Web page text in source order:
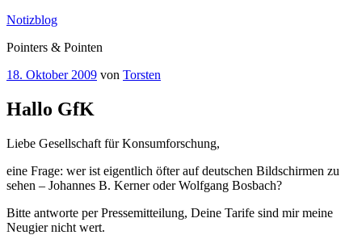
Zum
springen
Notizblog
Pointers & Pointen
Veröffentlicht
18. Oktober 2009 von Torsten
Hallo GfK
Liebe Gesellschaft für Konsumforschung,
eine Frage: wer ist eigentlich öfter auf deutschen Bildschirmen zu
sehen – Johannes B. Kerner oder Wolfgang Bosbach?
Bitte antworte per Pressemitteilung, Deine Tarife sind mir meine
Neugier nicht wert.